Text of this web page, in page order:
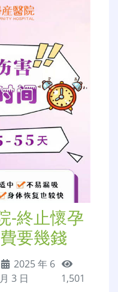
-終止懷孕
要幾錢
2025 年 6
月 3 日
1,501